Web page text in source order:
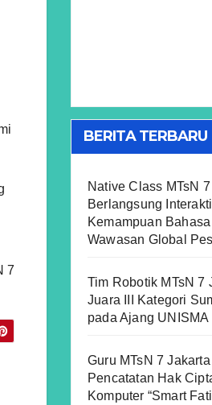
7
BERITA TERBARU
Native Class MTsN
Berlangsung
Kemampuan
Wawasan Global
Tim Robotik MTsN 7
Juara III Kategori
pada Ajang UNISMA
Guru MTsN 7
Pencatatan Hak
Komputer “Smart